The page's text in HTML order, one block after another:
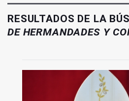
RESULTADOS DE LA
DE HERMANDADES Y